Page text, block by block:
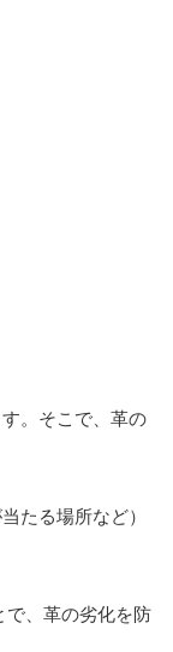
。そこで、革の
たる場所など）
で、革の劣化を防